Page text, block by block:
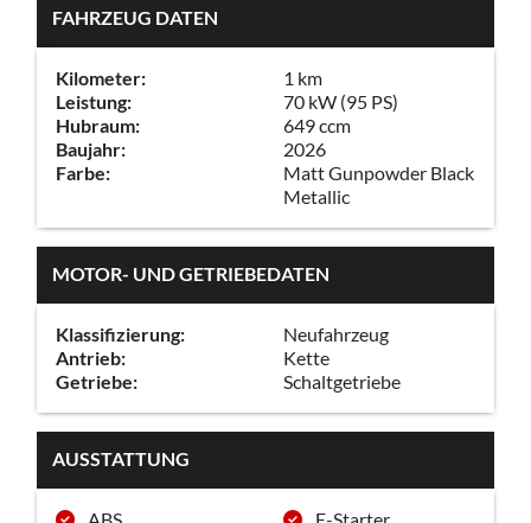
FAHRZEUG DATEN
Kilometer:
1 km
Leistung:
70 kW (95 PS)
Hubraum:
649 ccm
Baujahr:
2026
Farbe:
Matt Gunpowder Black
Metallic
MOTOR- UND GETRIEBEDATEN
Klassifizierung:
Neufahrzeug
Antrieb:
Kette
Getriebe:
Schaltgetriebe
AUSSTATTUNG